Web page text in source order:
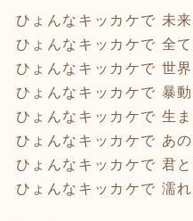
ひょんなキッカケで 未
ひょんなキッカケで 全
ひょんなキッカケで 世
ひょんなキッカケで 暴
ひょんなキッカケで 生
ひょんなキッカケで あ
ひょんなキッカケで 君
ひょんなキッカケで 濡